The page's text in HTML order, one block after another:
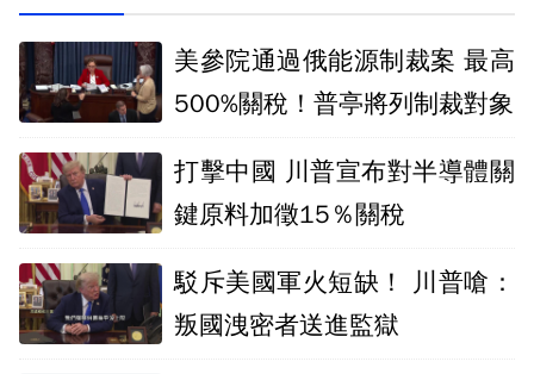
美參院通過俄能源制裁案 最高
500%關稅！普亭將列制裁對象
打擊中國 川普宣布對半導體關
鍵原料加徵15％關稅
駁斥美國軍火短缺！ 川普嗆：
叛國洩密者送進監獄